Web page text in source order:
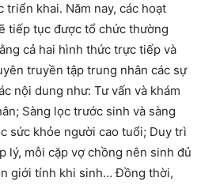
triển khai. Năm nay, các hoạt
tiếp tục được tổ chức thường
cả hai hình thức trực tiếp và
truyền tập trung nhân các sự
nội dung như: Tư vấn và khám
Sàng lọc trước sinh và sàng
sức khỏe người cao tuổi; Duy trì
lý, mỗi cặp vợ chồng nên sinh đủ
giới tính khi sinh… Đồng thời,